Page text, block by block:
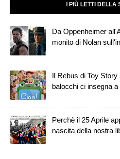
I PIÙ LETTI DELLA
Da Oppenheimer
monito di Nolan
Il Rebus di Toy
balocchi ci insegna
Perchè il 25 Aprile
nascita della nostra